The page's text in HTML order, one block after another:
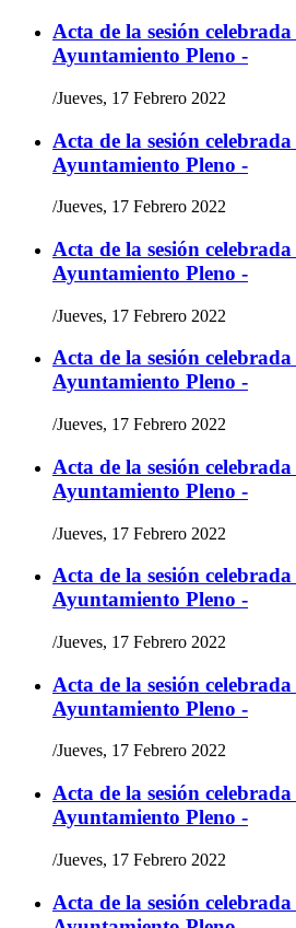
Acta de la sesión
Ayuntamiento Pleno -
/Jueves, 17 Febrero 2022
Acta de la sesión
Ayuntamiento Pleno -
/Jueves, 17 Febrero 2022
Acta de la sesión
Ayuntamiento Pleno -
/Jueves, 17 Febrero 2022
Acta de la sesión
Ayuntamiento Pleno -
/Jueves, 17 Febrero 2022
Acta de la sesión
Ayuntamiento Pleno -
/Jueves, 17 Febrero 2022
Acta de la sesión
Ayuntamiento Pleno -
/Jueves, 17 Febrero 2022
Acta de la sesión
Ayuntamiento Pleno -
/Jueves, 17 Febrero 2022
Acta de la sesión
Ayuntamiento Pleno -
/Jueves, 17 Febrero 2022
Acta de la sesión